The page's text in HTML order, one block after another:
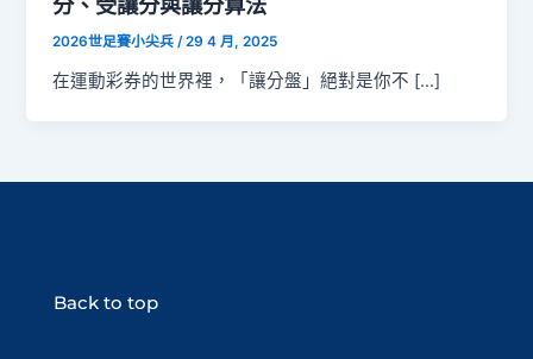
2026世足賽小尖兵/29 4 月, 2025
在運動彩券的世界裡，「讓分盤」絕對是你不 […]
Back to top